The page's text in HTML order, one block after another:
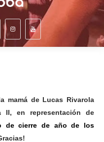
mamá de Lucas Rivarola
II, en representación de
de cierre de año de los